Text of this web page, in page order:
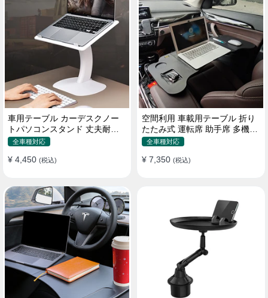
車用テーブル カーデスクノー
トパソコンスタンド 丈夫耐用
調整可能 車内車外 多機能用
全車種対応
¥ 4,450 (税込)
空間利用 車載用テーブル 折り
たたみ式 運転席 助手席 多機能
パソコン 食事 書き込み
全車種対応
¥ 7,350 (税込)